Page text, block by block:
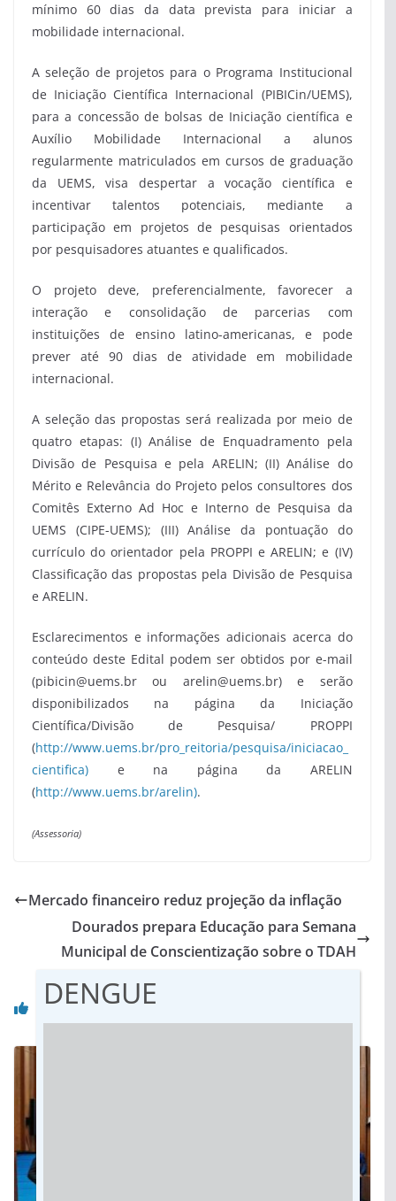
mínimo 60 dias da data prevista para iniciar a
mobilidade internacional.
A seleção de projetos para o Programa Institucional
de Iniciação Científica Internacional (PIBICin/UEMS),
para a concessão de bolsas de Iniciação científica e
Auxílio Mobilidade Internacional a alunos
regularmente matriculados em cursos de graduação
da UEMS, visa despertar a vocação científica e
incentivar talentos potenciais, mediante a
participação em projetos de pesquisas orientados
por pesquisadores atuantes e qualificados.
O projeto deve, preferencialmente, favorecer a
interação e consolidação de parcerias com
instituições de ensino latino-americanas, e pode
prever até 90 dias de atividade em mobilidade
internacional.
A seleção das propostas será realizada por meio de
quatro etapas: (I) Análise de Enquadramento pela
Divisão de Pesquisa e pela ARELIN; (II) Análise do
Mérito e Relevância do Projeto pelos consultores dos
Comitês Externo Ad Hoc e Interno de Pesquisa da
UEMS (CIPE-UEMS); (III) Análise da pontuação do
currículo do orientador pela PROPPI e ARELIN; e (IV)
Classificação das propostas pela Divisão de Pesquisa
e ARELIN.
Esclarecimentos e informações adicionais acerca do
conteúdo deste Edital podem ser obtidos por e-mail
(pibicin@uems.br ou arelin@uems.br) e serão
disponibilizados na página da Iniciação
Científica/Divisão de Pesquisa/ PROPPI
(http://www.uems.br/pro_reitoria/pesquisa/iniciacao_
cientifica) e na página da ARELIN
(http://www.uems.br/arelin).
(Assessoria)
Mercado financeiro reduz projeção da inflação
Dourados prepara Educação para Semana
Municipal de Conscientização sobre o TDAH
Você pode gostar também
DENGUE